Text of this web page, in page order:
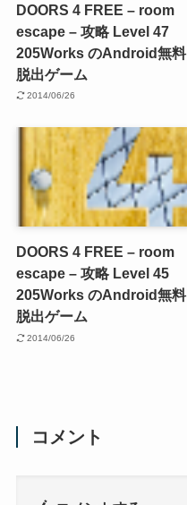
DOORS 4 FREE – room
escape – 攻略 Level 47
205Works のAndroid無料
脱出ゲーム
2014/06/26
DOORS 4 FREE – room
escape – 攻略 Level 45
205Works のAndroid無料
脱出ゲーム
2014/06/26
コメント